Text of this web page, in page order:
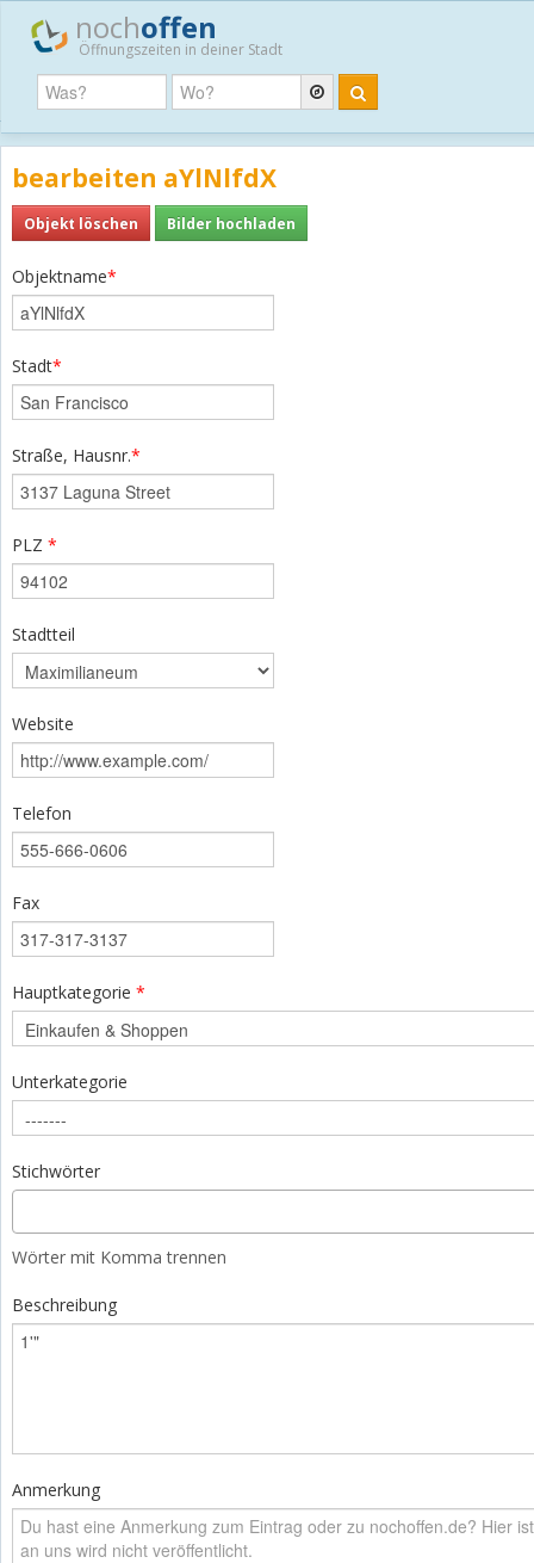
nochoffen
Öffnungszeiten in deiner Stadt
bearbeiten aYlNlfdX
Objekt löschen Bilder hochladen
Objektname*
Stadt*
Straße, Hausnr.*
PLZ *
Stadtteil
Website
Telefon
Fax
Hauptkategorie *
Unterkategorie
Stichwörter
Wörter mit Komma trennen
Beschreibung
Anmerkung